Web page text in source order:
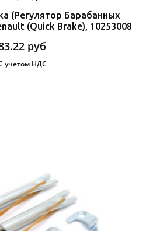
(Регулятор Барабанных
(Quick Brake), 10253008
руб
учетом НДС